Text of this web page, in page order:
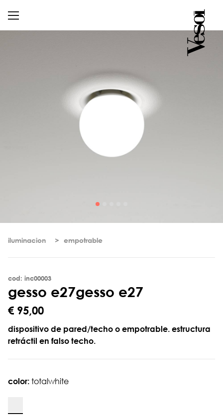
iluminacion empotrable
cod: inc00003
gesso e27gesso e27
€ 95,00
dispositivo de pared/techo o empotrable. estructura
retráctil en falso techo.
color: totalwhite